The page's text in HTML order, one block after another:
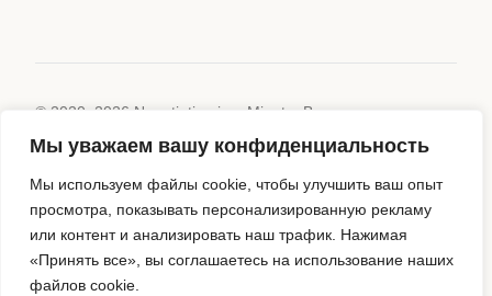
Мы уважаем вашу конфиденциальность
Мы используем файлы cookie, чтобы улучшить ваш опыт
просмотра, показывать персонализированную рекламу
или контент и анализировать наш трафик. Нажимая
«Принять все», вы соглашаетесь на использование наших
файлов cookie.
© 2020–2026 Negotiation in a Minute. Все права
защищены.
Пользовательское соглашениеПолитика cookies